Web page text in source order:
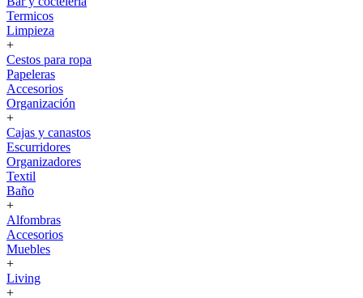
Termicos
Limpieza
+
Cestos para ropa
Papeleras
Accesorios
Organización
+
Cajas y canastos
Escurridores
Organizadores
Textil
Baño
+
Alfombras
Accesorios
Muebles
+
Living
+